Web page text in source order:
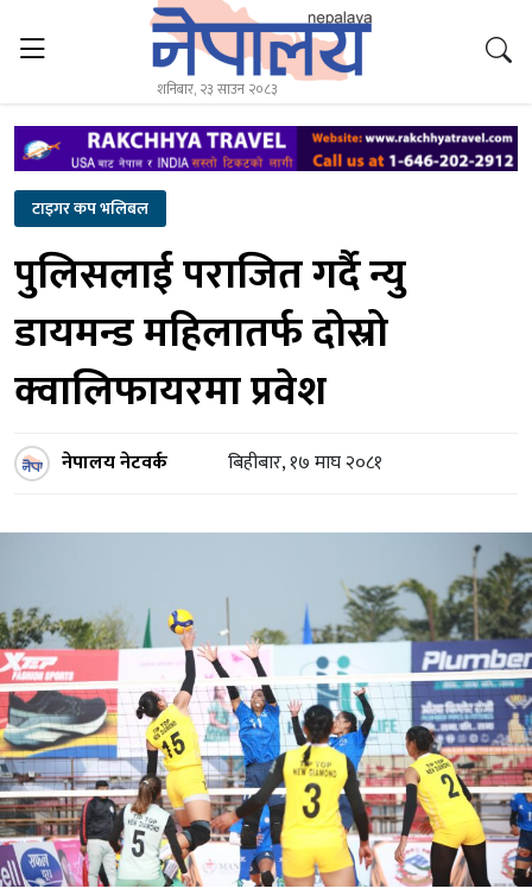
शनिबार, २३ साउन २०८३
टाइगर कप भलिबल
पुलिसलाई पराजित गर्दै न्यु
डायमन्ड महिलातर्फ दोस्रो
क्वालिफायरमा प्रवेश
नेपालय नेटवर्क बिहीबार, १७ माघ २०८१